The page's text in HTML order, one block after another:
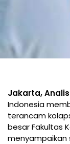
Jakarta,
Indonesia
terancam
besar Fakultas
menyampaikan